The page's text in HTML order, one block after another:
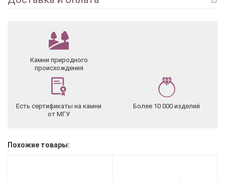
Камни природного
происхождения
Есть сертификаты на камни
от МГУ
Более 10 000 изделий
Похожие товары: